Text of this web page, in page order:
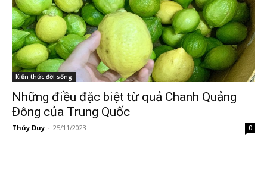
Kiến thức đời sống
Những điều đặc biệt từ quả Chanh Quảng
Đông của Trung Quốc
Thúy Duy - 25/11/2023 0